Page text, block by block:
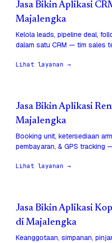
Jasa Bikin Aplikasi
Majalengka
Kelola leads, pipeline deal,
dalam satu CRM — tim sales
Lihat layanan →
Jasa Bikin Aplikasi
Majalengka
Booking unit, ketersediaan
pembayaran, & GPS tracking
Lihat layanan →
Jasa Bikin Aplikasi
di Majalengka
Keanggotaan, simpanan,